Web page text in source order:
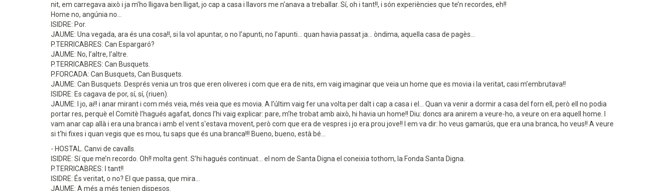
nit, em carregava això i ja m’ho lligava ben lligat, jo cap a casa i llavors me n'anava a treballar. Sí, oh i tant!!, i són experiències que te’n recordes, eh!!
Home no, angúnia no...
ISIDRE: Por.
JAUME: Una vegada, ara és una cosa!!, si la vol apuntar, o no l’apunti, no l’apunti... quan havia passat ja... òndima, aquella casa de pagès...
P.TERRICABRES: Can Espargaró?
JAUME: No, l’altre, l’altre.
P.TERRICABRES: Can Busquets.
P.FORCADA: Can Busquets, Can Busquets.
JAUME: Can Busquets. Després venia un tros que eren oliveres i com que era de nits, em vaig imaginar que veia un home que es movia i la veritat, casi m’embrutava!!
ISIDRE: Es cagava de por, sí, sí, (riuen).
JAUME: I jo, ai!! i anar mirant i com més veia, més veia que es movia. A l’últim vaig fer una volta per dalt i cap a casa i el... Quan va venir a dormir a casa del forn ell, però ell no podia
portar res, perquè el Comitè l’hagués agafat, doncs l’hi vaig explicar: pare, m’he trobat amb això, hi havia un home!! Diu: doncs ara anirem a veure-ho, a veure on era aquell home. I
vam anar cap allà i era una branca i amb el vent s'estava movent, però com que era de vespres i jo era prou jove!! I em va dir: ho veus gamarús, que era una branca, ho veus!! A veure
si t'hi fixes i quan vegis que es mou, tu saps que és una branca!!! Bueno, bueno, està bé...
- HOSTAL. Canvi de cavalls.
ISIDRE: Sí que me’n recordo. Oh!! molta gent. S’hi hagués continuat... el nom de Santa Digna el coneixia tothom, la Fonda Santa Digna.
P.TERRICABRES: I tant!!
ISIDRE: És veritat, o no? El que passa, que mira...
JAUME: A més a més tenien dispesos.